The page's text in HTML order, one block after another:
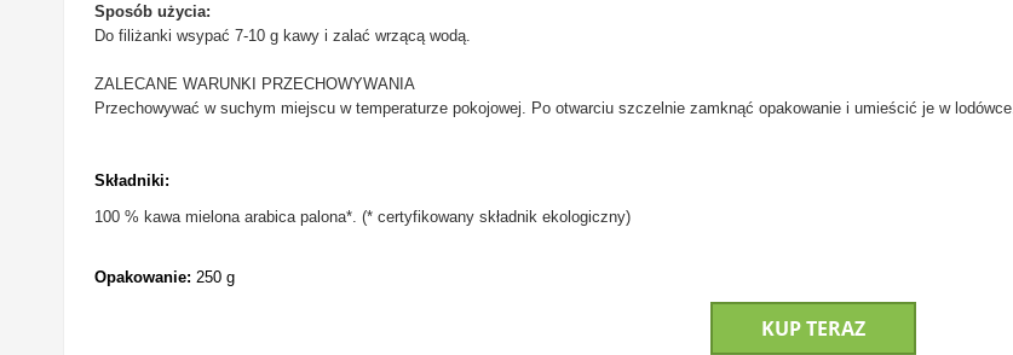
Sposób użycia:
Do filiżanki wsypać 7-10 g kawy i zalać wrzącą wodą.
ZALECANE WARUNKI PRZECHOWYWANIA
Przechowywać w suchym miejscu w temperaturze pokojowej. Po otwarciu szczelnie zamknąć opakowanie i umieścić je w lodówce.
Składniki:
100 % kawa mielona arabica palona*. (* certyfikowany składnik ekologiczny)
Opakowanie: 250 g
KUP TERAZ